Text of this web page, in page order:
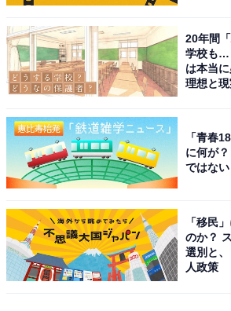
2回のワクチン接種後は、マスク着用
回答した4.4％の人からは、「（ワク
経過すれば抗体が出来、感染しにく
化しにくいと思う（42歳男性／愛媛
マスクにどれほどの効果があるのか疑
馬県）」「リスクと精神衛生とのバ
メリットが大きいと思われる（40歳
どの意見が挙がりました。
また、「ワクチン接種の有無にかか
味がないと思う（45歳女性／東京都
チン接種をした人はマスクを着けてい
20年間
学校も…
は本当
理想と
「青春
に何が
ではない
「移民
のか？
選別と
人政策